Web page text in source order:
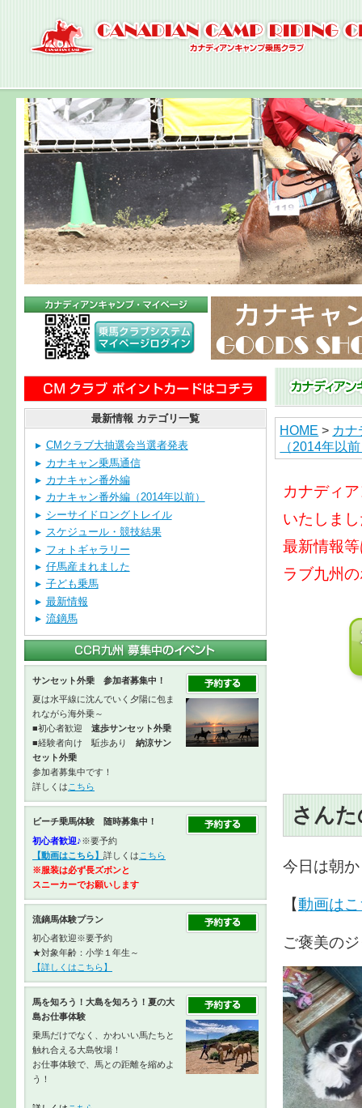
HOME > カ
（2014年以
カナディ
いたしま
最新情報
ラブ九州
さん
今日は朝
【動画は
ご褒美の
最新情報 カテゴリ一覧
CMクラブ大抽選会当選者発表
カナキャン乗馬通信
カナキャン番外編
カナキャン番外編（2014年以前）
シーサイドロングトレイル
スケジュール・競技結果
フォトギャラリー
仔馬産まれました
子ども乗馬
最新情報
流鏑馬
サンセット外乗 参加者募集中！
夏は水平線に沈んでいく夕陽に包ま
れながら海外乗～
■初心者歓迎 速歩サンセット外乗
■経験者向け 駈歩あり 納涼サン
セット外乗
参加者募集中です！
詳しくは こちら
ビーチ乗馬体験 随時募集中！
初心者歓迎♪※要予約
【動画はこちら】 詳しくは こちら
※服装は必ず長ズボンと
スニーカーでお願いします
流鏑馬体験プラン
初心者歓迎※要予約
★対象年齢：小学１年生～
【詳しくはこちら】
馬を知ろう！大島を知ろう！夏の大
島お仕事体験
乗馬だけでなく、かわいい馬たちと
触れ合える大島牧場！
お仕事体験で、馬との距離を縮めよ
う！